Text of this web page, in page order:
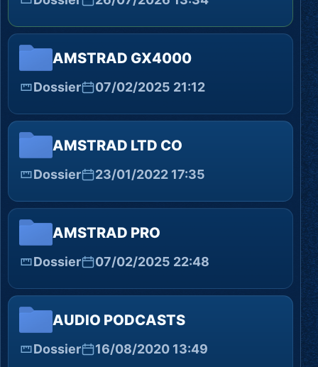
AMSTRAD GX4000
Dossier 07/02/2025 21:12
AMSTRAD LTD CO
Dossier 23/01/2022 17:35
AMSTRAD PRO
Dossier 07/02/2025 22:48
AUDIO PODCASTS
Dossier 16/08/2020 13:49